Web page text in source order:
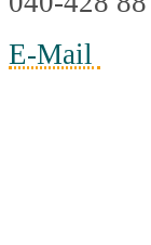
E-Mail